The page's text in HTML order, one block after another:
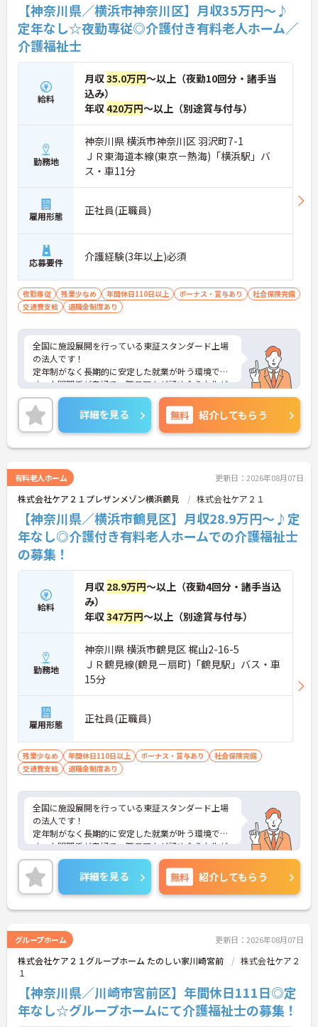
【神奈川県／横浜市神奈川区】月収35万円～♪
定年なし☆夜勤専従◎介護付き有料老人ホーム／
介護福祉士
給料
月収35.0万円～以上（夜勤10回分・諸手当
込み）
年収420万円～以上（別途賞与付与）
勤務地
神奈川県 横浜市神奈川区 羽沢町7-1
ＪＲ東海道本線(東京－熱海)「横浜駅」バ
ス・車11分
雇用形態 正社員(正職員)
応募要件 介護経験(3年以上)必須
夜勤専従 残業少なめ 年間休日110日以上 ボーナス・賞与あり
社会保険完備
交通費支給
退職金制度あり
全国に施設展開を行っている東証スタンダード上場
の法人です！
定年制がなく長期的に安定した就業が叶う環境で
す。人間関係が良好で、職員同士が認め合う文化が
根付いています。
ご興味のある方には、面接対策ポイントなど、さら
に詳細をご案内しますのでお気軽にご相談くださ
い！
詳細を見る 無料 紹介してもらう
有料老人ホーム 更新日：2026年08月07日
株式会社ケア２１プレザンメゾン横浜鶴見 株式会社ケア２１
【神奈川県／横浜市鶴見区】月収28.9万円～♪定
年なし◎介護付き有料老人ホームでの介護福祉士
の募集！
給料
月収 28.9万円～以上（夜勤4回分・諸手当込
み）
年収347万円～以上（別途賞与付与）
勤務地
神奈川県 横浜市鶴見区 梶山2-16-5
ＪＲ鶴見線(鶴見－扇町)「鶴見駅」バス・車
15分
雇用形態 正社員(正職員)
残業少なめ 年間休日110日以上 ボーナス・賞与あり
社会保険完備
交通費支給
退職金制度あり
全国に施設展開を行っている東証スタンダード上場
の法人です！
定年制がなく長期的に安定した就業が叶う環境で
す。人間関係が良好で、職員同士が認め合う文化が
根付いています。
ご興味のある方には、面接対策ポイントなど、さら
に詳細をご案内しますのでお気軽にご相談くださ
い！
詳細を見る 無料 紹介してもらう
グループホーム 更新日：2026年08月07日
株式会社ケア２１グループホーム たのしい家川崎宮前
株式会社ケア２
１
【神奈川県／川崎市宮前区】年間休日111日◎定
年なし☆グループホームにて介護福祉士の募集！